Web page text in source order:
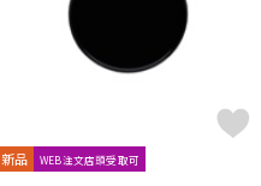
新品 WEB注文店頭受取可